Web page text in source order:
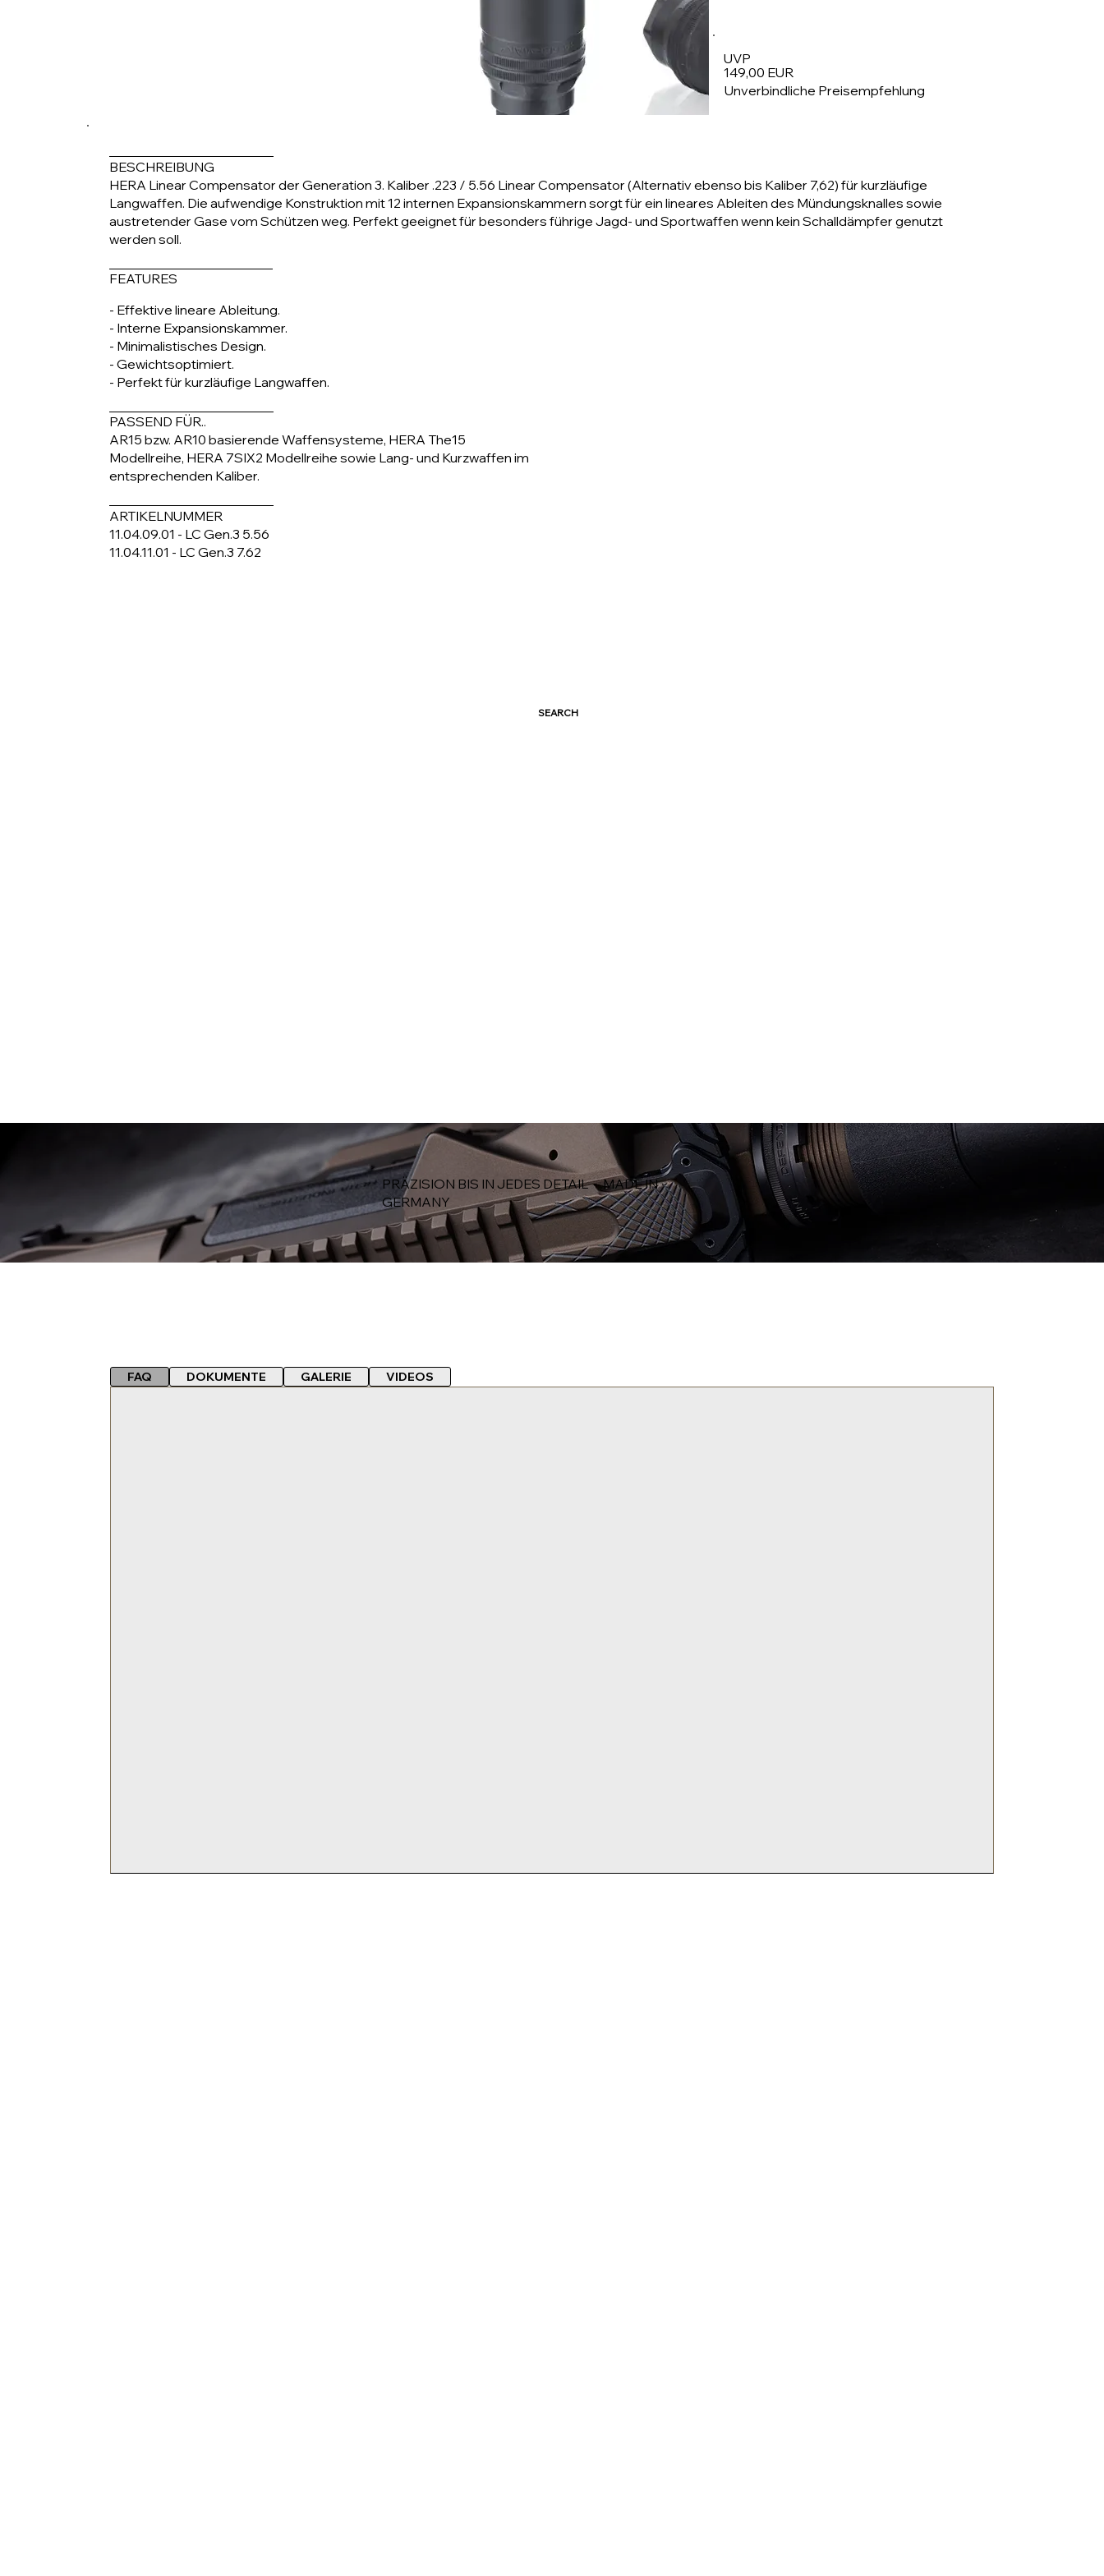
UVP
149,00 EUR
Unverbindliche Preisempfehlung
BESCHREIBUNG
HERA Linear Compensator der Generation 3. Kaliber .223 / 5.56 Linear Compensator (Alternativ ebenso bis Kaliber 7,62) für kurzläufige
Langwaffen. Die aufwendige Konstruktion mit 12 internen Expansionskammern sorgt für ein lineares Ableiten des Mündungsknalles sowie
austretender Gase vom Schützen weg. Perfekt geeignet für besonders führige Jagd- und Sportwaffen wenn kein Schalldämpfer genutzt
werden soll.
FEATURES
- Effektive lineare Ableitung.
- Interne Expansionskammer.
- Minimalistisches Design.
- Gewichtsoptimiert.
- Perfekt für kurzläufige Langwaffen.
PASSEND FÜR..
AR15 bzw. AR10 basierende Waffensysteme, HERA The15
Modellreihe, HERA 7SIX2 Modellreihe sowie Lang- und Kurzwaffen im
entsprechenden Kaliber.
ARTIKELNUMMER
11.04.09.01 - LC Gen.3 5.56
11.04.11.01 - LC Gen.3 7.62
SEARCH
PRÄZISION BIS IN JEDES DETAIL - MADE IN
GERMANY
FAQ DOKUMENTE GALERIE VIDEOS